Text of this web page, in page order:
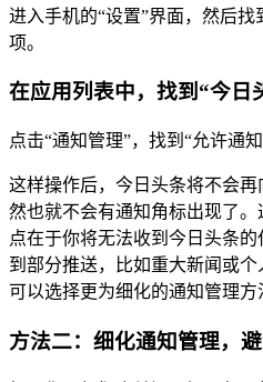
进入手机的“设置”界面，然后找
项。
在应用列表中，找到“今日
点击“通知管理”，找到“允许通
这样操作后，今日头条将不会
然也就不会有通知角标出现了
点在于你将无法收到今日头条
到部分推送，比如重大新闻或个
可以选择更为细化的通知管理方
方法二：细化通知管理，